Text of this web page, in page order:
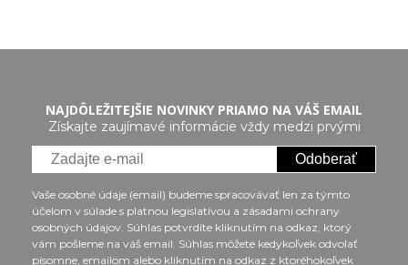
NAJDÔLEŽITEJŠIE NOVINKY PRIAMO NA VÁŠ EMAIL
Získajte zaujímavé informácie vždy medzi prvými
Odoberať
Vaše osobné údaje (email) budeme spracovávať len za týmto
účelom v súlade s platnou legislatívou a zásadami ochrany
osobných údajov. Súhlas potvrdíte kliknutím na odkaz, ktorý
vám pošleme na váš email. Súhlas môžete kedykoľvek odvolať
písomne, emailom alebo kliknutím na odkaz z ktoréhokoľvek